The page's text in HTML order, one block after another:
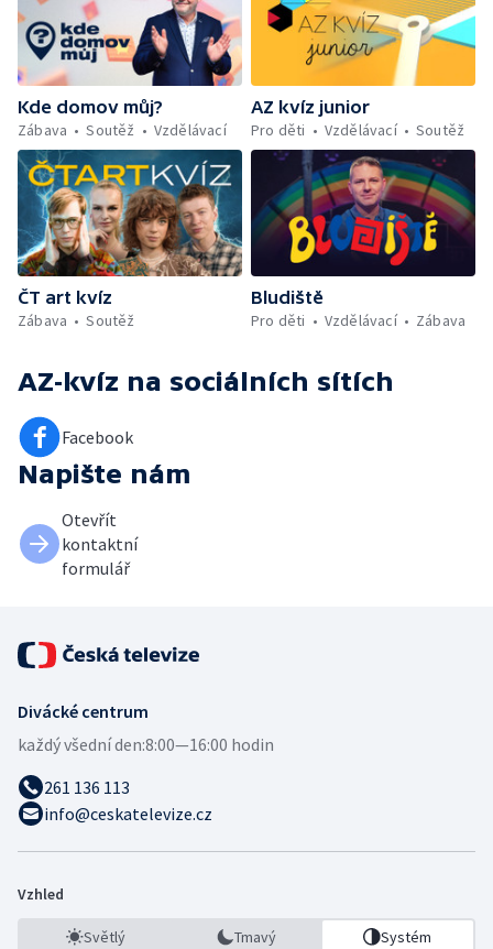
Kde domov můj?
Zábava
Soutěž Vzdělávací
AZ kvíz junior
Pro děti
Vzdělávací Soutěž
ČT art kvíz
Zábava
Soutěž
Bludiště
Pro děti
Vzdělávací Zábava
AZ-kvíz na sociálních sítích
Facebook
Napište nám
Otevřít
kontaktní
formulář
Divácké centrum
každý všední den:8:00—16:00 hodin
261 136 113
info@ceskatelevize.cz
Vzhled
Světlý Tmavý Systém